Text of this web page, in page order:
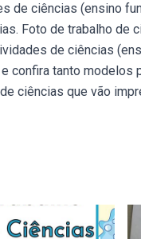
de ciências (ensino
Foto de trabalho de
de ciências
confira tanto modelos
ciências que vão